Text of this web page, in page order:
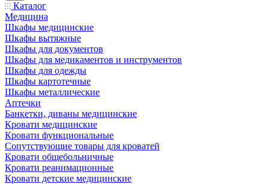
Каталог
Медицина
Шкафы медицинские
Шкафы вытяжные
Шкафы для документов
Шкафы для медикаментов и инструментов
Шкафы для одежды
Шкафы картотечные
Шкафы металлические
Аптечки
Банкетки, диваны медицинские
Кровати медицинские
Кровати функциональные
Сопутствующие товары для кроватей
Кровати общебольничные
Кровати реанимационные
Кровати детские медицинские